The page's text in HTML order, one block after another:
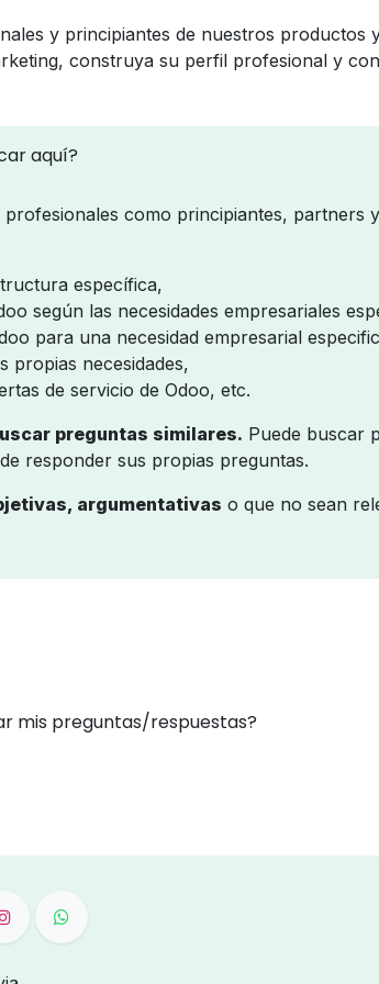
y principiantes de nuestros productos
construya su perfil profesional y
aquí?
como principiantes, partners
específica,
según las necesidades empresariales
para una necesidad empresarial
propias necesidades,
de servicio de Odoo, etc.
preguntas similares. Puede buscar
responder sus propias preguntas.
argumentativas o que no sean
mis preguntas/respuestas?